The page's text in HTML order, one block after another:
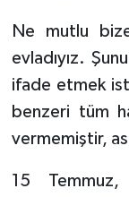
Ne mutlu
evladıyız.
ifade etmek
benzeri tüm
vermemiştir,
15